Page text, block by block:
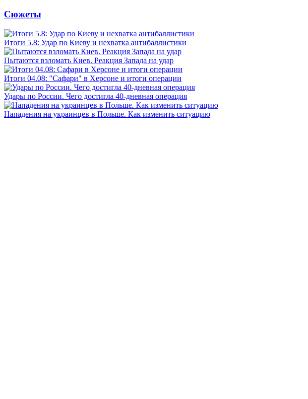
Сюжеты
Итоги 5.8: Удар по Киеву и нехватка антибаллистики
Пытаются взломать Киев. Реакция Запада на удар
Итоги 04.08: "Сафари" в Херсоне и итоги операции
Удары по России. Чего достигла 40-дневная операция
Нападения на украинцев в Польше. Как изменить ситуацию